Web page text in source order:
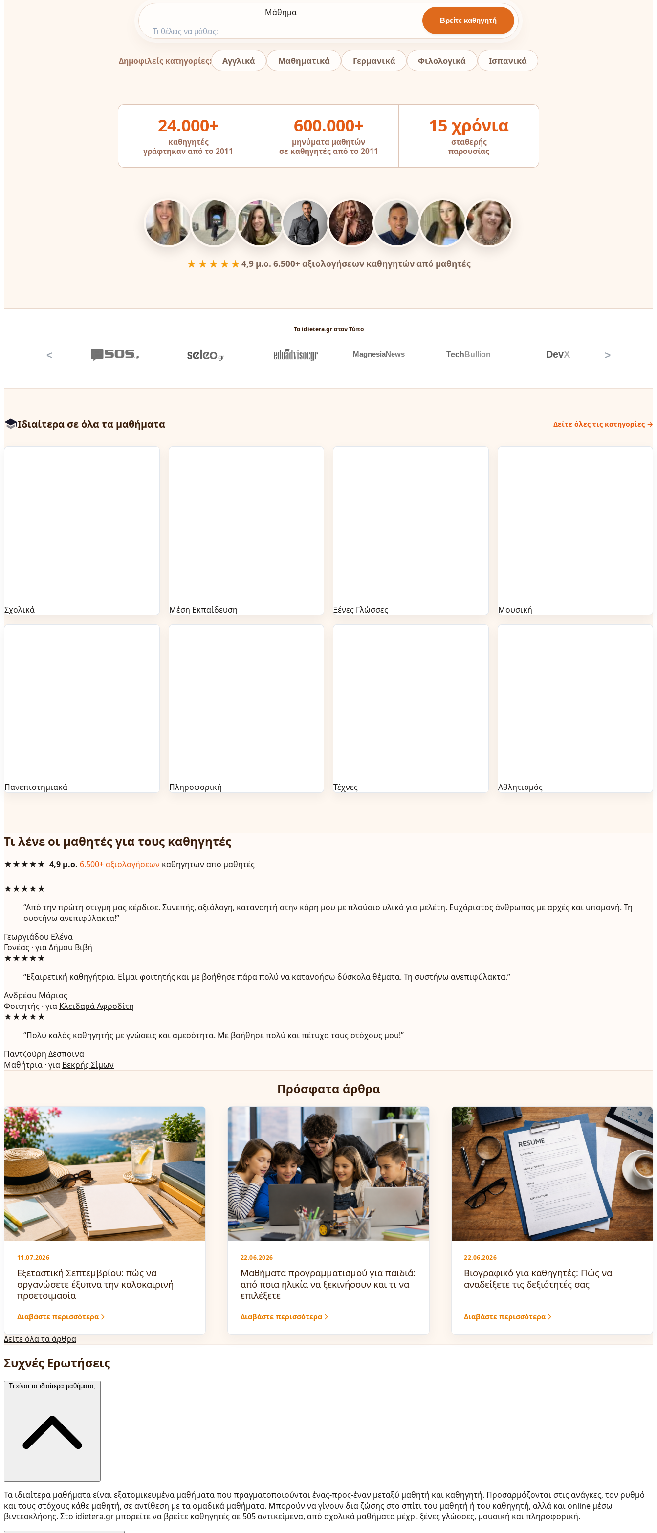
Μάθημα
Δημοφιλείς κατηγορίες: Αγγλικά Μαθηματικά Γερμανικά Φιλολογικά Ισπανικά
24.000+
καθηγητές
γράφτηκαν από το 2011
600.000+
μηνύματα μαθητών
σε καθηγητές από το 2011
15 χρόνια
σταθερής
παρουσίας
★★★★★4,9 μ.ο. 6.500+ αξιολογήσεων καθηγητών από μαθητές
Το idietera.gr στον Τύπο
< >
Ιδιαίτερα σε όλα τα μαθήματα Δείτε όλες τις κατηγορίες →
Σχολικά Μέση Εκπαίδευση Ξένες Γλώσσες Μουσική
Πανεπιστημιακά Πληροφορική Τέχνες Αθλητισμός
Τι λένε οι μαθητές για τους καθηγητές
★★★★★ 4,9 μ.ο. 6.500+ αξιολογήσεων καθηγητών από μαθητές
★★★★★
“Από την πρώτη στιγμή μας κέρδισε. Συνεπής, αξιόλογη, κατανοητή στην κόρη μου με πλούσιο υλικό για μελέτη. Ευχάριστος άνθρωπος με αρχές και υπομονή. Τη
συστήνω ανεπιφύλακτα!”
Γεωργιάδου Ελένα
Γονέας · γιαΔήμου Βιβή
★★★★★
“Εξαιρετική καθηγήτρια. Είμαι φοιτητής και με βοήθησε πάρα πολύ να κατανοήσω δύσκολα θέματα. Τη συστήνω ανεπιφύλακτα.”
Ανδρέου Μάριος
Φοιτητής · για Κλειδαρά Αφροδίτη
★★★★★
“Πολύ καλός καθηγητής με γνώσεις και αμεσότητα. Με βοήθησε πολύ και πέτυχα τους στόχους μου!”
Παντζούρη Δέσποινα
Μαθήτρια · για Βεκρής Σίμων
Πρόσφατα άρθρα
11.07.2026
Εξεταστική Σεπτεμβρίου: πώς να
οργανώσετε έξυπνα την καλοκαιρινή
προετοιμασία
Διαβάστε περισσότερα
22.06.2026
Μαθήματα προγραμματισμού για παιδιά:
από ποια ηλικία να ξεκινήσουν και τι να
επιλέξετε
Διαβάστε περισσότερα
22.06.2026
Βιογραφικό για καθηγητές: Πώς να
αναδείξετε τις δεξιότητές σας
Διαβάστε περισσότερα
Δείτε όλα τα άρθρα
Συχνές Ερωτήσεις
Τι είναι τα ιδιαίτερα μαθήματα;
Τα ιδιαίτερα μαθήματα είναι εξατομικευμένα μαθήματα που πραγματοποιούνται ένας-προς-έναν μεταξύ μαθητή και καθηγητή. Προσαρμόζονται στις ανάγκες, τον ρυθμό
και τους στόχους κάθε μαθητή, σε αντίθεση με τα ομαδικά μαθήματα. Μπορούν να γίνουν δια ζώσης στο σπίτι του μαθητή ή του καθηγητή, αλλά και online μέσω
βιντεοκλήσης. Στο idietera.gr μπορείτε να βρείτε καθηγητές σε 505 αντικείμενα, από σχολικά μαθήματα μέχρι ξένες γλώσσες, μουσική και πληροφορική.